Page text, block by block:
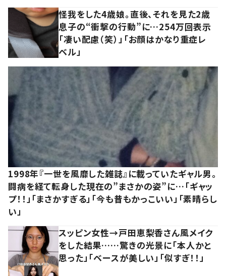
怪我をした4歳娘。直後、それを見た2歳
息子の“衝撃の行動”に…254万回表示
「凄い配慮（笑）」「お顔はかなり重症レ
ベル」
1998年『一世を風靡した雑誌』に載っていたギャル男。
闘病を経て転身した現在の”まさかの姿”に…「ギャッ
プ！！」「まさかすぎる」「今も昔もかっこいい」「素晴らし
い」
スッピン女性→戸田恵梨香さん風メイク
をした結果……驚きの光景に「本人かと
思った」「ベースが美しい」「似すぎ！！」